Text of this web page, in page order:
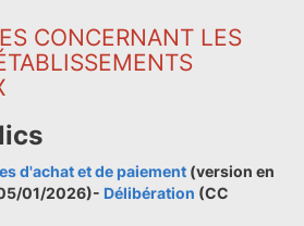
CONCERNANT LES
d'achat et de paiement (version en
01/2026)- Délibération (CC